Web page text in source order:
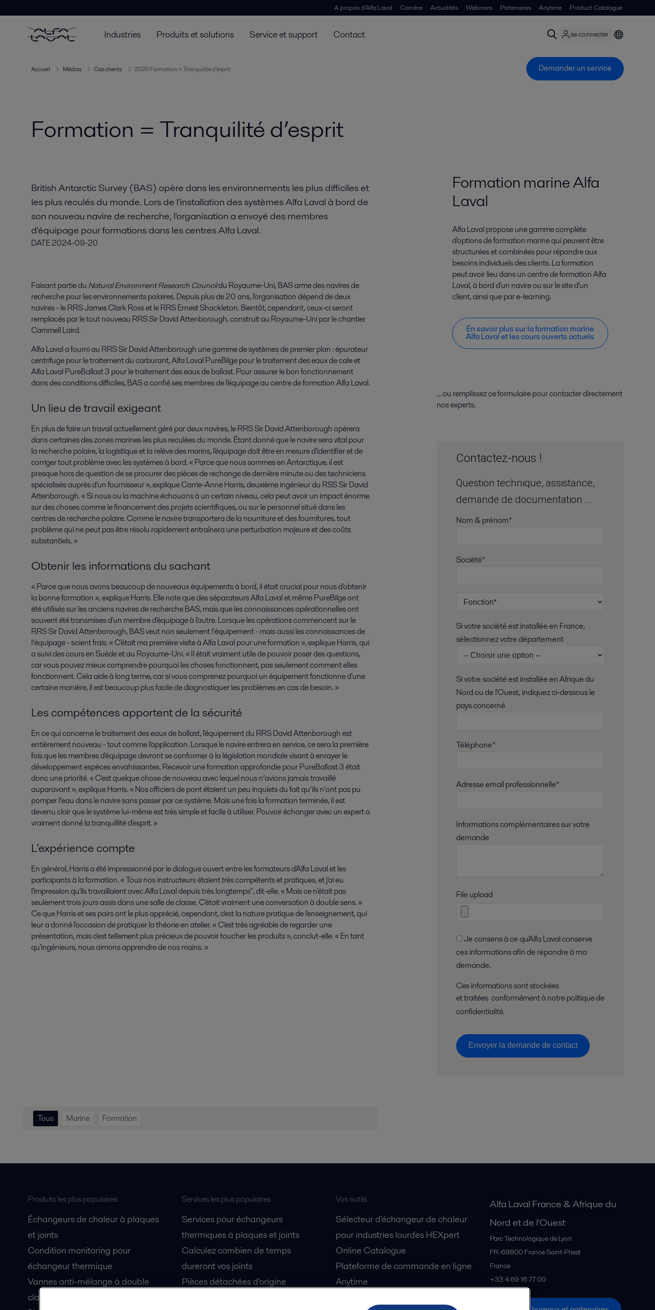
A propos d'Alfa Laval Carrière Actualités Webinars Partenaires Anytime Product Catalogue
Industries Produits et solutions Service et support Contact se connecter
Accueil Médias Cas clients 2020 Formation = Tranquilité d’esprit Demander un service
Formation = Tranquilité d’esprit
British Antarctic Survey (BAS) opère dans les environnements les plus difficiles et
les plus reculés du monde. Lors de l'installation des systèmes Alfa Laval à bord de
son nouveau navire de recherche, l'organisation a envoyé des membres
d'équipage pour formations dans les centres Alfa Laval.
DATE2024-09-20
Faisant partie du Natural Environment Research Councildu Royaume-Uni, BAS arme des navires de
recherche pour les environnements polaires. Depuis plus de 20 ans, l'organisation dépend de deux
navires - le RRS James Clark Ross et le RRS Ernest Shackleton. Bientôt, cependant, ceux-ci seront
remplacés par le tout nouveau RRS Sir David Attenborough, construit au Royaume-Uni par le chantier
Cammell Laird.
Alfa Laval a fourni au RRS Sir David Attenborough une gamme de systèmes de premier plan : épurateur
centrifuge pour le traitement du carburant, Alfa Laval PureBilge pour le traitement des eaux de cale et
Alfa Laval PureBallast 3 pour le traitement des eaux de ballast. Pour assurer le bon fonctionnement
dans des conditions difficiles, BAS a confié ses membres de l'équipage au centre de formation Alfa Laval.
Un lieu de travail exigeant
En plus de faire un travail actuellement géré par deux navires, le RRS Sir David Attenborough opérera
dans certaines des zones marines les plus reculées du monde. Étant donné que le navire sera vital pour
la recherche polaire, la logistique et la relève des marins, l'équipage doit être en mesure d'identifier et de
corriger tout problème avec les systèmes à bord. « Parce que nous sommes en Antarctique, il est
presque hors de question de se procurer des pièces de rechange de dernière minute ou des techniciens
spécialisés auprès d'un fournisseur », explique Carrie-Anne Harris, deuxième ingénieur du RSS Sir David
Attenborough. « Si nous ou la machine échouons à un certain niveau, cela peut avoir un impact énorme
sur des choses comme le financement des projets scientifiques, ou sur le personnel situé dans les
centres de recherche polaire. Comme le navire transportera de la nourriture et des fournitures, tout
problème qui ne peut pas être résolu rapidement entraînera une perturbation majeure et des coûts
substantiels. »
Obtenir les informations du sachant
« Parce que nous avons beaucoup de nouveaux équipements à bord, il était crucial pour nous d'obtenir
la bonne formation », explique Harris. Elle note que des séparateurs Alfa Laval et même PureBilge ont
été utilisés sur les anciens navires de recherche BAS, mais que les connaissances opérationnelles ont
souvent été transmises d'un membre d'équipage à l'autre. Lorsque les opérations commencent sur le
RRS Sir David Attenborough, BAS veut non seulement l’équipement - mais aussi les connaissances de
l’équipage - soient frais. « C'était ma première visite à Alfa Laval pour une formation », explique Harris, qui
a suivi des cours en Suède et au Royaume-Uni. « Il était vraiment utile de pouvoir poser des questions,
car vous pouvez mieux comprendre pourquoi les choses fonctionnent, pas seulement comment elles
fonctionnent. Cela aide à long terme, car si vous comprenez pourquoi un équipement fonctionne d'une
certaine manière, il est beaucoup plus facile de diagnostiquer les problèmes en cas de besoin. »
Les compétences apportent de la sécurité
En ce qui concerne le traitement des eaux de ballast, l'équipement du RRS David Attenborough est
entièrement nouveau - tout comme l'application. Lorsque le navire entrera en service, ce sera la première
fois que les membres d'équipage devront se conformer à la législation mondiale visant à enrayer le
développement espèces envahissantes. Recevoir une formation approfondie pour PureBallast 3 était
donc une priorité. « C'est quelque chose de nouveau avec lequel nous n’avions jamais travaillé
auparavant », explique Harris. « Nos officiers de pont étaient un peu inquiets du fait qu’ils n’ont pas pu
pomper l’eau dans le navire sans passer par ce système. Mais une fois la formation terminée, il est
devenu clair que le système lui-même est très simple et facile à utiliser. Pouvoir échanger avec un expert a
vraiment donné la tranquillité d'esprit. »
L’expérience compte
En général, Harris a été impressionné par le dialogue ouvert entre les formateurs d'Alfa Laval et les
participants à la formation. « Tous nos instructeurs étaient très compétents et pratiques, et j'ai eu
l'impression qu'ils travaillaient avec Alfa Laval depuis très longtemps", dit-elle. « Mais ce n'était pas
seulement trois jours assis dans une salle de classe. C'était vraiment une conversation à double sens. »
Ce que Harris et ses pairs ont le plus apprécié, cependant, c'est la nature pratique de l'enseignement, qui
leur a donné l'occasion de pratiquer la théorie en atelier. « C'est très agréable de regarder une
présentation, mais c'est tellement plus précieux de pouvoir toucher les produits », conclut-elle. « En tant
qu'ingénieurs, nous aimons apprendre de nos mains. »
Formation marine Alfa
Laval
Alfa Laval propose une gamme complète
d'options de formation marine qui peuvent être
structurées et combinées pour répondre aux
besoins individuels des clients. La formation
peut avoir lieu dans un centre de formation Alfa
Laval, à bord d'un navire ou sur le site d'un
client, ainsi que par e-learning.
En savoir plus sur la formation marine
Alfa Laval et les cours ouverts actuels
... ou remplissez ce formulaire pour contacter directement
nos experts.
Contactez-nous !
Question technique, assistance,
demande de documentation ...
Nom & prénom*
Société*
Si votre société est installée en France,
sélectionnez votre département
Si votre société est installée en Afrique du
Nord ou de l'Ouest, indiquez ci-dessous le
pays concerné
Téléphone*
Adresse email professionnelle*
Informations complémentaires sur votre
demande
File upload
Je consens à ce qu'Alfa Laval conserve
ces informations afin de répondre à ma
demande.
Ces informations sont stockées
et traitées conformément à notre politique de
confidentialité.
Envoyer la demande de contact
Tous Marine Formation
Produits les plus populaires
Échangeurs de chaleur à plaques
et joints
Condition monitoring pour
échangeur thermique
Vannes anti-mélange à double
clapet Unique Mixproof
Services les plus populaires
Services pour échangeurs
thermiques à plaques et joints
Calculez combien de temps
dureront vos joints
Pièces détachées d'origine
Vos outils
Sélecteur d'échangeur de chaleur
pour industries lourdes HEXpert
Online Catalogue
Plateforme de commande en ligne
Anytime
Alfa Laval France & Afrique du
Nord et de l'Ouest
Parc Technologique de Lyon
FR-69800 France Saint-Priest
France
+33 4 69 16 77 00